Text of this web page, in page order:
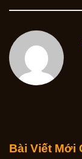
Bài Viết Mới